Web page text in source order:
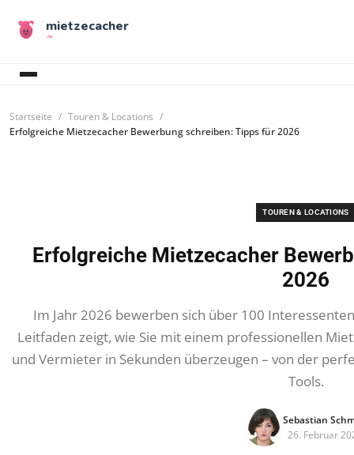
mietzecacher
.de
Startseite
Touren & Locations
Erfolgreiche Mietzecacher Bewerbung schreiben: Tipps für 2026
TOUREN & LOCATIONS
Erfolgreiche Mietzecacher
2026
Im Jahr 2026 bewerben sich über 100
Leitfaden zeigt, wie Sie mit einem professionellen
und Vermieter in Sekunden überzeugen – von der
Tools.
Sebastian
26. Februar